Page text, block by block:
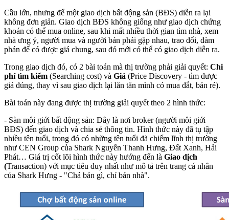
Cầu lớn, nhưng để một giao dịch bất động sản (BĐS) diễn ra lại
không đơn giản. Giao dịch BĐS không giống như giao dịch chứng
khoán có thể mua online, sau khi mất nhiều thời gian tìm nhà, xem
nhà ưng ý, người mua và người bán phải gặp nhau, trao đổi, đàm
phán để có được giá chung, sau đó mới có thể có giao dịch diễn ra.
Trong giao dịch đó, có 2 bài toán mà thị trường phải giải quyết: Chi
phí tìm kiếm (Searching cost) và Giá (Price Discovery - tìm được
giá đúng, thay vì sau giao dịch lại lăn tăn mình có mua đắt, bán rẻ).
Bài toán này đang được thị trường giải quyết theo 2 hình thức:
- Sàn môi giới bất động sản: Đây là nơi broker (người môi giới
BĐS) đến giao dịch và chia sẻ thông tin. Hình thức này đã tụ tập
nhiều tên tuổi, trong đó có những tên tuổi đã chiếm lĩnh thị trường
như CEN Group của Shark Nguyễn Thanh Hưng, Đất Xanh, Hải
Phát… Giá trị cốt lõi hình thức này hướng đến là Giao dịch
(Transaction) với mục tiêu duy nhất như mô tả trên trang cá nhân
của Shark Hưng - "Chả bán gì, chỉ bán nhà".